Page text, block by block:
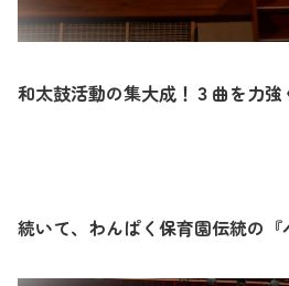
和太鼓活動の集大成！３曲を力強
続いて、わんぱく保育園伝統の『